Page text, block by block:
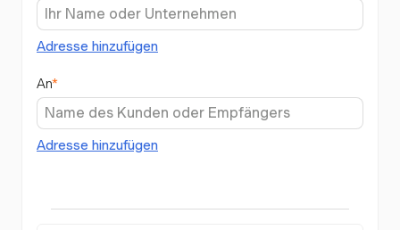
Adresse hinzufügen
An*
Adresse hinzufügen